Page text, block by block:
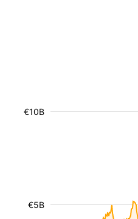
€5B
€10B